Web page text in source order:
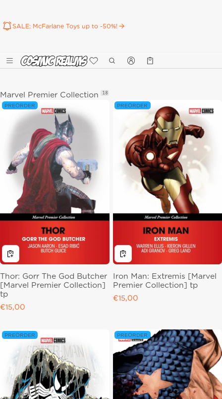
SALE: McFarlane Toys up to -50%!
Καλάθι
0 προϊόντα
Marvel Premier Collection 18
PREORDER
Thor: Gorr The God Butcher
[Marvel Premier Collection]
tp
Regular price
€15,00
PREORDER
Iron Man: Extremis [Marvel
Premier Collection] tp
Regular price
€15,00
PREORDER PREORDER